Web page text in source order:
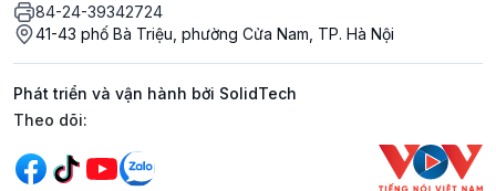
84-24-39342724
41-43 phố Bà Triệu, phường Cửa Nam, TP. Hà Nội
Phát triển và vận hành bởi SolidTech
Mạng xã hội
Theo dõi: